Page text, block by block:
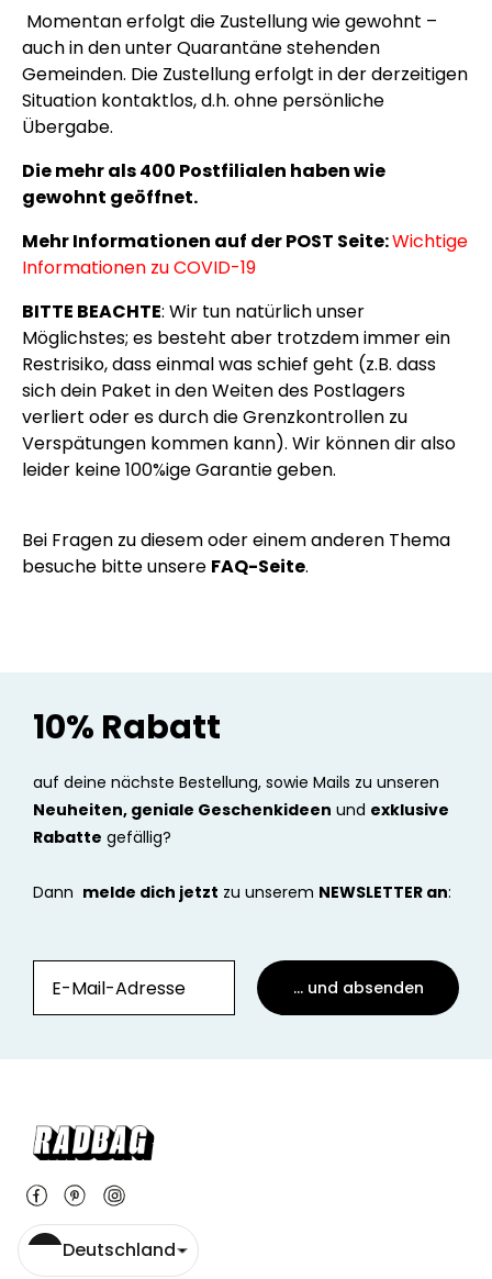
Momentan erfolgt die Zustellung wie gewohnt –
auch in den unter Quarantäne stehenden
Gemeinden. Die Zustellung erfolgt in der derzeitigen
Situation kontaktlos, d.h. ohne persönliche
Übergabe.
Die mehr als 400 Postfilialen haben wie
gewohnt geöffnet.
Mehr Informationen auf der POST Seite:Wichtige
Informationen zu COVID-19
BITTE BEACHTE: Wir tun natürlich unser
Möglichstes; es besteht aber trotzdem immer ein
Restrisiko, dass einmal was schief geht (z.B. dass
sich dein Paket in den Weiten des Postlagers
verliert oder es durch die Grenzkontrollen zu
Verspätungen kommen kann). Wir können dir also
leider keine 100%ige Garantie geben.
Bei Fragen zu diesem oder einem anderen Thema
besuche bitte unsere FAQ-Seite.
10% Rabatt
auf deine nächste Bestellung, sowie Mails zu unseren
Neuheiten, geniale Geschenkideen und exklusive
Rabatte gefällig?
Dann melde dich jetzt zu unserem NEWSLETTER an:
... und absenden
Deutschland